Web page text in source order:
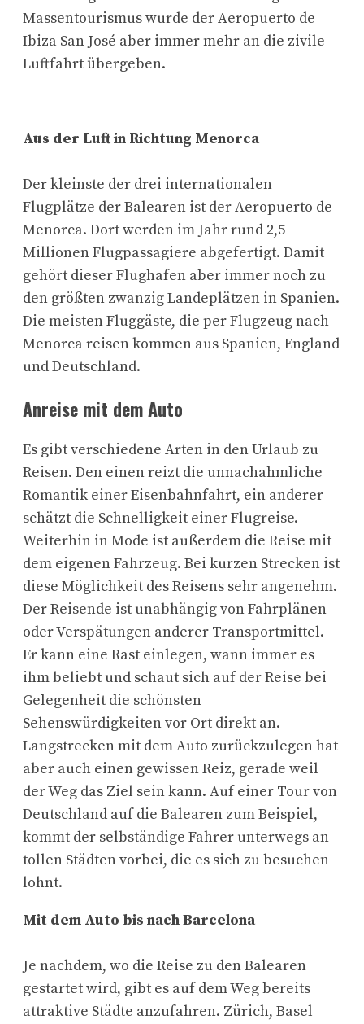
Massentourismus wurde der Aeropuerto de
Ibiza San José aber immer mehr an die zivile
Luftfahrt übergeben.
Aus der Luft in Richtung Menorca
Der kleinste der drei internationalen
Flugplätze der Balearen ist der Aeropuerto de
Menorca. Dort werden im Jahr rund 2,5
Millionen Flugpassagiere abgefertigt. Damit
gehört dieser Flughafen aber immer noch zu
den größten zwanzig Landeplätzen in Spanien.
Die meisten Fluggäste, die per Flugzeug nach
Menorca reisen kommen aus Spanien, England
und Deutschland.
Anreise mit dem Auto
Es gibt verschiedene Arten in den Urlaub zu
Reisen. Den einen reizt die unnachahmliche
Romantik einer Eisenbahnfahrt, ein anderer
schätzt die Schnelligkeit einer Flugreise.
Weiterhin in Mode ist außerdem die Reise mit
dem eigenen Fahrzeug. Bei kurzen Strecken ist
diese Möglichkeit des Reisens sehr angenehm.
Der Reisende ist unabhängig von Fahrplänen
oder Verspätungen anderer Transportmittel.
Er kann eine Rast einlegen, wann immer es
ihm beliebt und schaut sich auf der Reise bei
Gelegenheit die schönsten
Sehenswürdigkeiten vor Ort direkt an.
Langstrecken mit dem Auto zurückzulegen hat
aber auch einen gewissen Reiz, gerade weil
der Weg das Ziel sein kann. Auf einer Tour von
Deutschland auf die Balearen zum Beispiel,
kommt der selbständige Fahrer unterwegs an
tollen Städten vorbei, die es sich zu besuchen
lohnt.
Mit dem Auto bis nach Barcelona
Je nachdem, wo die Reise zu den Balearen
gestartet wird, gibt es auf dem Weg bereits
attraktive Städte anzufahren. Zürich, Basel